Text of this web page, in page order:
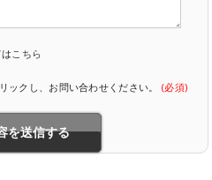
こちら
ックし、お問い合わせください。(必須)